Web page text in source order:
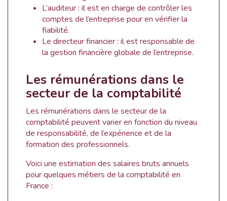
L’auditeur : il est en charge de contrôler les
comptes de l’entreprise pour en vérifier la
fiabilité.
Le directeur financier : il est responsable de
la gestion financière globale de l’entreprise.
Les rémunérations dans le
secteur de la comptabilité
Les rémunérations dans le secteur de la
comptabilité peuvent varier en fonction du niveau
de responsabilité, de l’expérience et de la
formation des professionnels.
Voici une estimation des salaires bruts annuels
pour quelques métiers de la comptabilité en
France :